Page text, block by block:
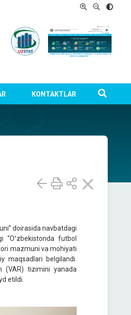
KONTAKTLAR
doirasida navbatdagi
“Oʻzbekistonda futbol
mazmuni va mohiyati
maqsadlari belgilandi.
(VAR) tizimini yanada
etildi.